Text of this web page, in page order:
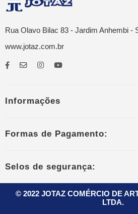
Rua Olavo Bilac 83 - Jardim Anhembi -
www.jotaz.com.br
Informações
Formas de Pagamento:
Selos de segurança:
© 2022 JOTAZ COMÉRCIO DE
LTDA.